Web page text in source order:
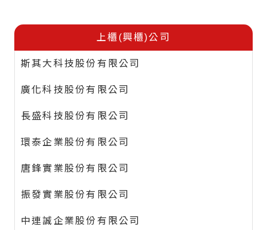
上櫃(興櫃)公司
斯其大科技股份有限公司
廣化科技股份有限公司
長盛科技股份有限公司
環泰企業股份有限公司
唐鋒實業股份有限公司
振發實業股份有限公司
中連誠企業股份有限公司